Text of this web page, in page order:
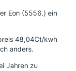
Eon (5556.) ein
48,04Ct/kwh
anders.
Jahren zu